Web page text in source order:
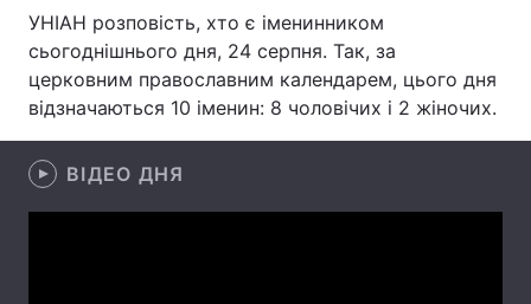
Зброя
Здоров'я Туризм
Цікавинки Погода
Екологія
УНІАН розповість, хто є іменинником
сьогоднішнього дня, 24 серпня. Так, за
церковним православним календарем, цього дня
відзначаються 10 іменин: 8 чоловічих і 2 жіночих.
ВІДЕО ДНЯ